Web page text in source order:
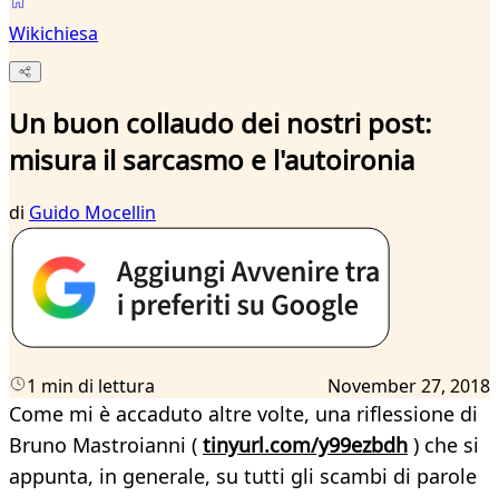
Wikichiesa
Un buon collaudo dei nostri post:
misura il sarcasmo e l'autoironia
di Guido Mocellin
1 min di lettura November 27, 2018
Come mi è accaduto altre volte, una riflessione di
Bruno Mastroianni ( tinyurl.com/y99ezbdh ) che si
appunta, in generale, su tutti gli scambi di parole